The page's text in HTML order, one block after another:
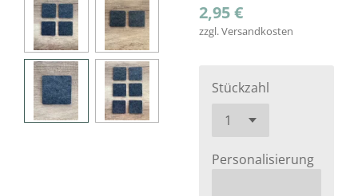
2,95 €
zzgl. Versandkosten
Stückzahl
Personalisierung